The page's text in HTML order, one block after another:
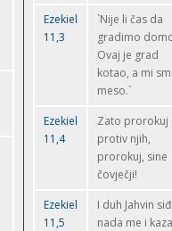
Ezekiel
11,3
`Nije li čas da
gradimo
Ovaj je grad
kotao, a mi
meso.`
Ezekiel
11,4
Zato prorokuj
protiv njih,
prorokuj, sine
čovječji!
Ezekiel
11,5
I duh Jahvin
nada me i